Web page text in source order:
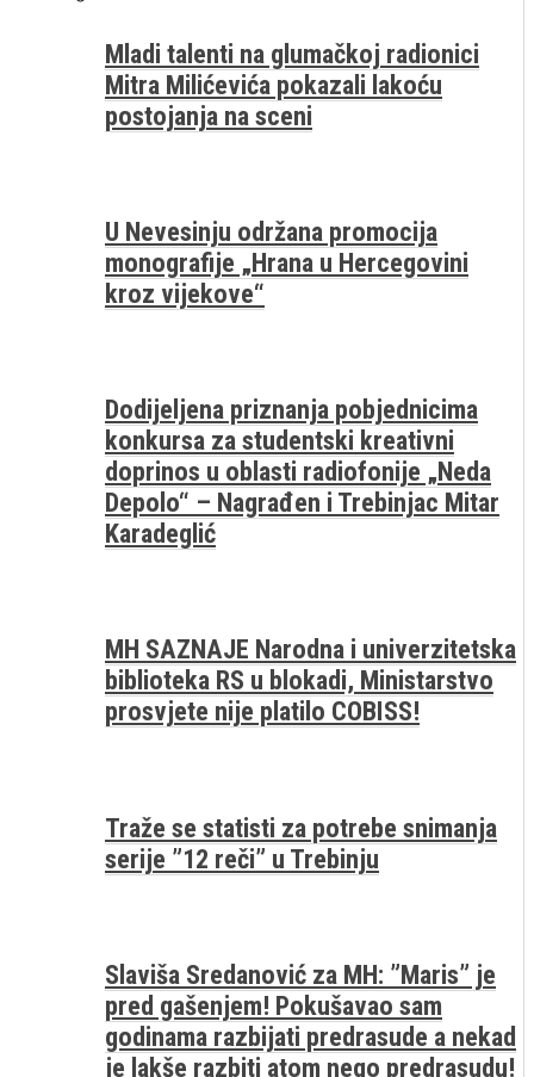
Mladi talenti na glumačkoj radionici
Mitra Milićevića pokazali lakoću
postojanja na sceni
U Nevesinju održana promocija
monografije „Hrana u Hercegovini
kroz vijekove“
Dodijeljena priznanja pobjednicima
konkursa za studentski kreativni
doprinos u oblasti radiofonije „Neda
Depolo“ – Nagrađen i Trebinjac Mitar
Karadeglić
MH SAZNAJE Narodna i univerzitetska
biblioteka RS u blokadi, Ministarstvo
prosvjete nije platilo COBISS!
Traže se statisti za potrebe snimanja
serije ”12 reči” u Trebinju
Slaviša Sredanović za MH: ”Maris” je
pred gašenjem! Pokušavao sam
godinama razbijati predrasude a nekad
je lakše razbiti atom nego predrasudu!